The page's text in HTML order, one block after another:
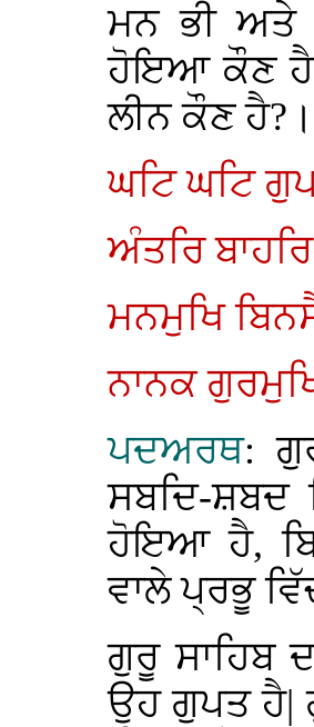
ਮਨ ਭੀ ਅਤੇ
ਹੋਇਆ ਕੌਣ ਹੈ?
ਲੀਨ ਕੌਣ
ਘਟਿ ਘਟਿ
ਅੰਤਰਿ
ਮਨਮੁਖਿ
ਨਾਨਕ
ਪਦਅਰਥ:
ਸਬਦਿ-ਸ਼ਬਦ
ਹੋਇਆ ਹੈ,
ਵਾਲੇ ਪ੍ਰਭੂ
ਗੁਰੂ ਸਾਹਿਬ
ਉਹ ਗੁਪਤ ਹੈ|